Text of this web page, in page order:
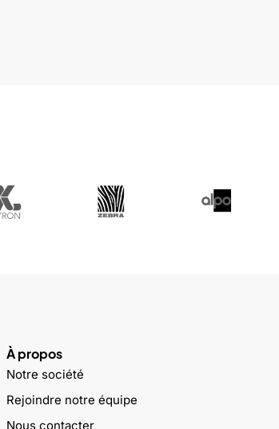
À propos
Notre société
Rejoindre notre équipe
Nous contacter